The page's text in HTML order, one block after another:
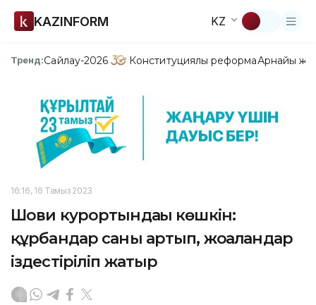
KAZINFORM KZ
Тренд:Сайлау-2026 Конституциялық реформаАрнайы
16:16, 16 Тамыз 2023
Шови курортындағы көшкін:
құрбандар саны артып, жоғалғандар
іздестіріліп жатыр